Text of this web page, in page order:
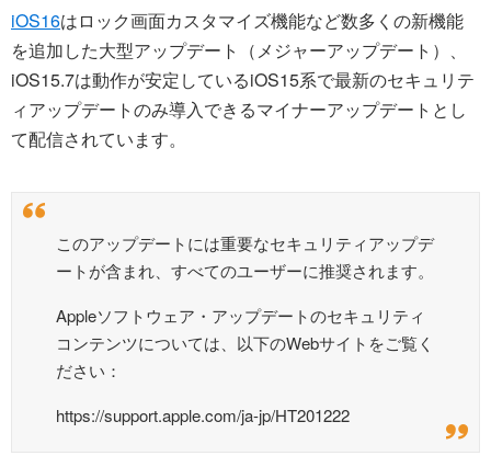
iOS16はロック画面カスタマイズ機能など数多くの新機能
を追加した大型アップデート（メジャーアップデート）、
iOS15.7は動作が安定しているiOS15系で最新のセキュリテ
ィアップデートのみ導入できるマイナーアップデートとし
て配信されています。
このアップデートには重要なセキュリティアップデ
ートが含まれ、すべてのユーザーに推奨されます。
Appleソフトウェア・アップデートのセキュリティ
コンテンツについては、以下のWebサイトをご覧く
ださい：
https://support.apple.com/ja-jp/HT201222